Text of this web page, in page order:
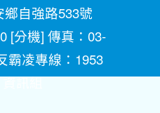
自強路533號
[分機] 傳真：03-
霸凌專線：1953
資訊組